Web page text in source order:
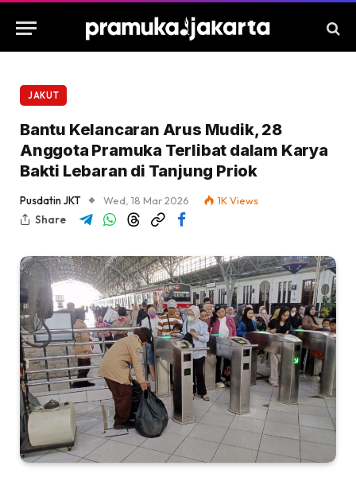
JAKUT
Bantu Kelancaran Arus Mudik, 28
Anggota Pramuka Terlibat dalam Karya
Bakti Lebaran di Tanjung Priok
Pusdatin JKT Wed, 18 Mar 2026 1KViews
Share